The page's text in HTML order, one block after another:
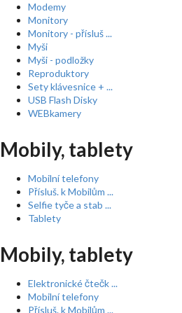
Modemy
Monitory
Monitory - přísluš ...
Myši
Myši - podložky
Reproduktory
Sety klávesnice + ...
USB Flash Disky
WEBkamery
Mobily, tablety
Mobilní telefony
Přísluš. k Mobilům ...
Selfie tyče a stab ...
Tablety
Mobily, tablety
Elektronické čtečk ...
Mobilní telefony
Přísluš. k Mobilům ...